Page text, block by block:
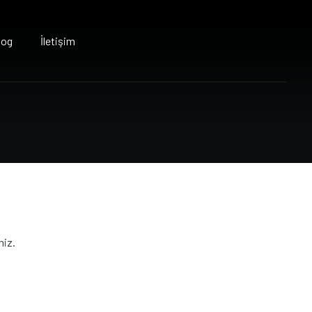
İletişim